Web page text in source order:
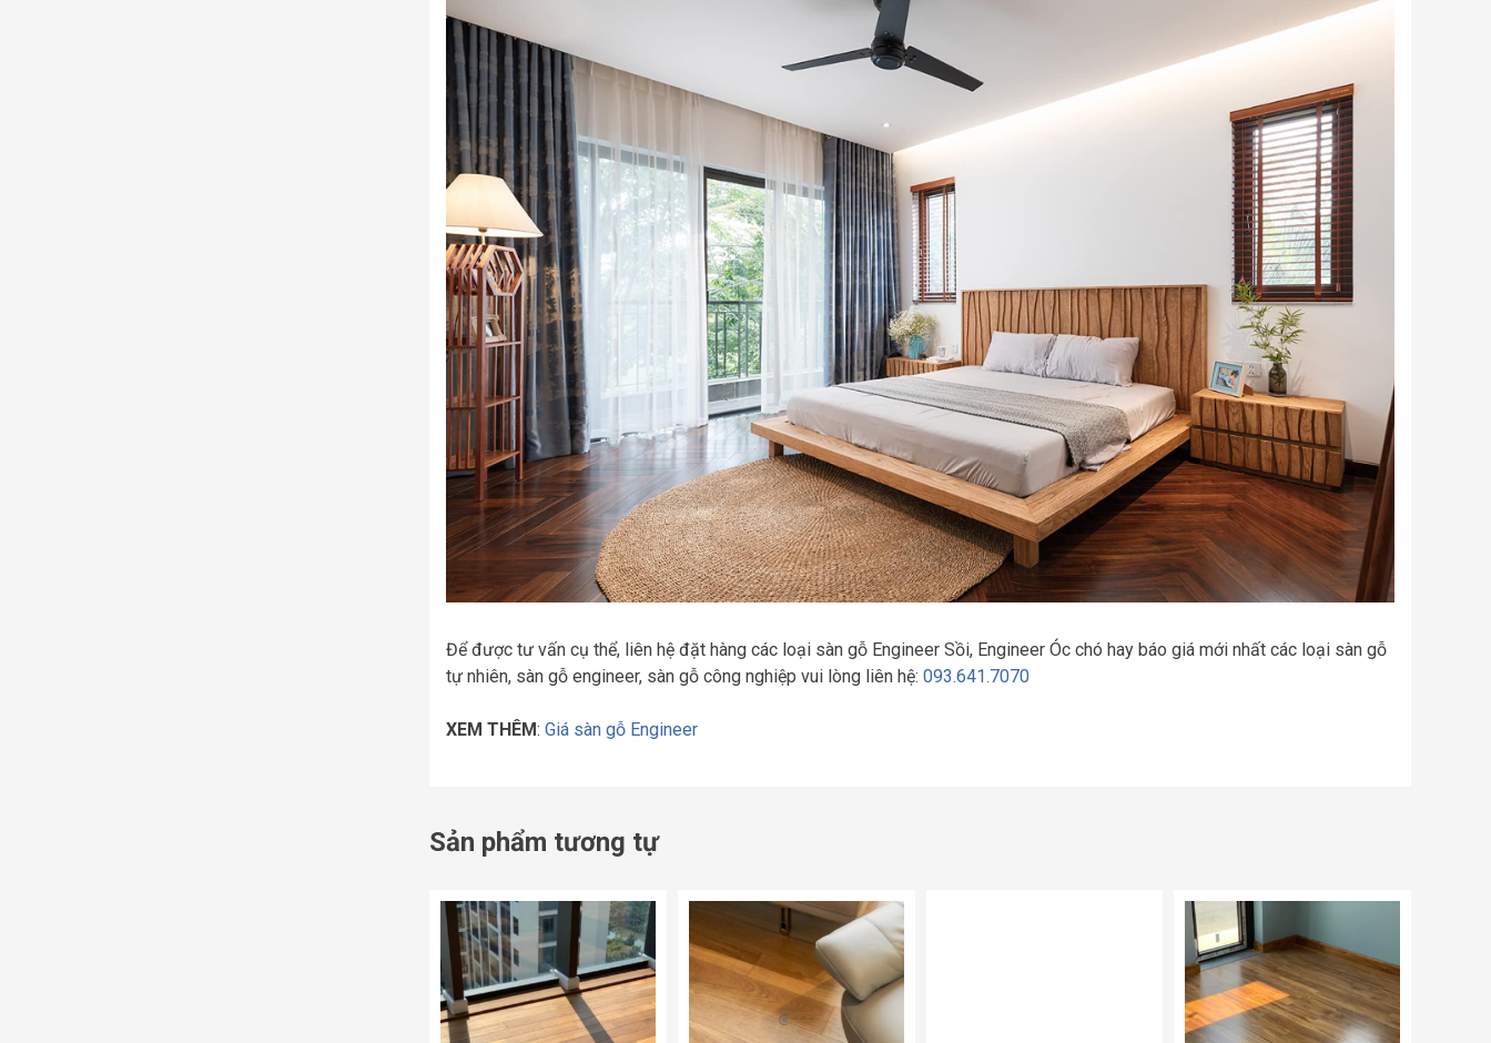
Để được tư vấn cụ thể, liên hệ đặt hàng các loại sàn gỗ Engineer Sồi, Engineer Óc chó hay báo giá mới nhất các loại sàn gỗ
tự nhiên, sàn gỗ engineer, sàn gỗ công nghiệp vui lòng liên hệ: 093.641.7070
XEM THÊM: Giá sàn gỗ Engineer
Sản phẩm tương tự